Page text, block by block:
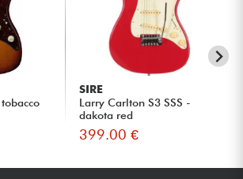
SIRE
Larry Carlton S3 SSS -
dakota red
399.00 €